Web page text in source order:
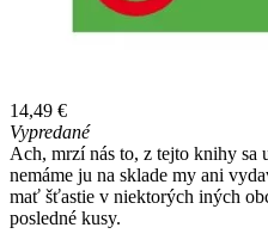
14,49 €
Vypredané
Ach, mrzí nás to, z tejto knihy sa
nemáme ju na sklade my ani
mať šťastie v niektorých iných
posledné kusy.